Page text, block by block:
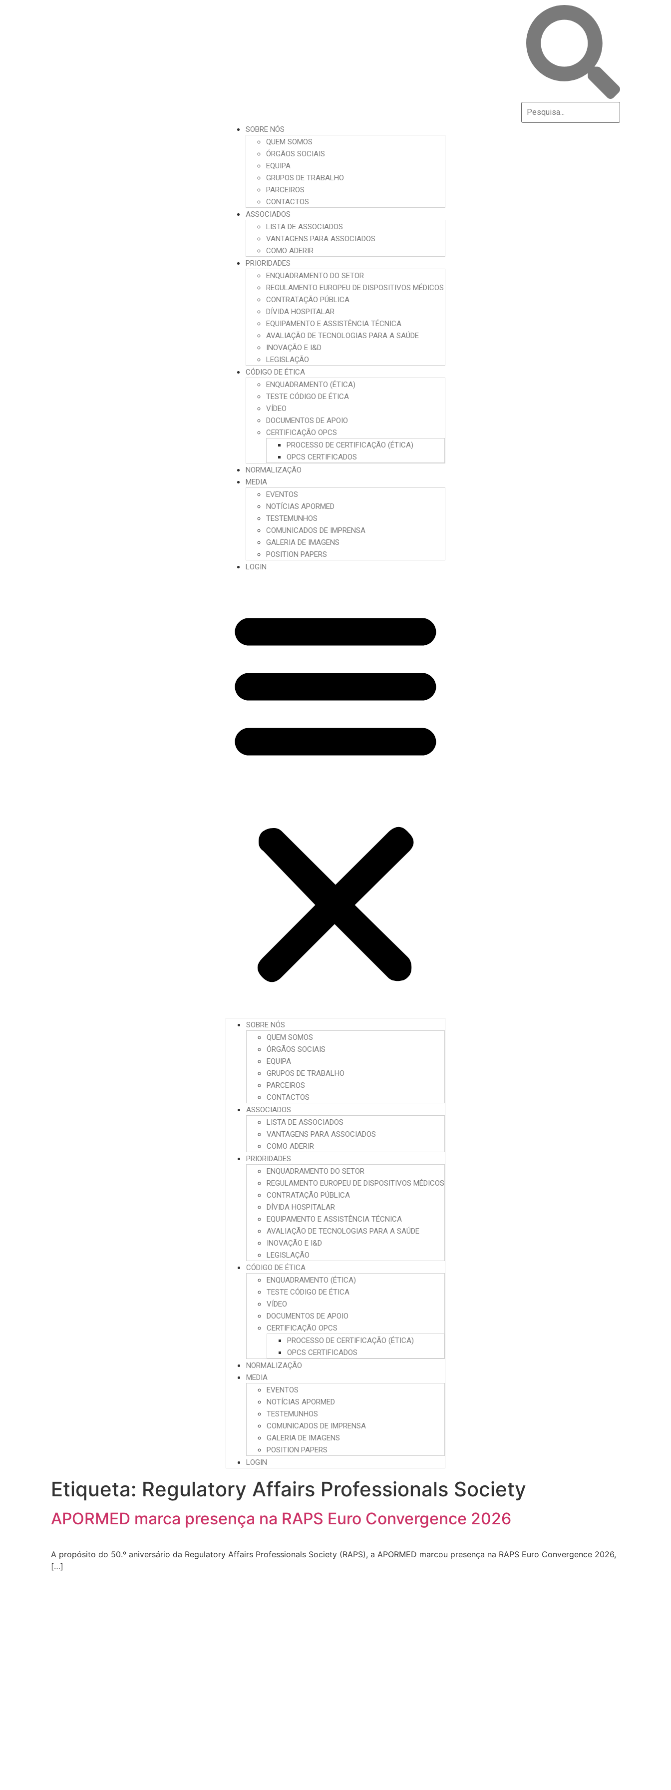
SOBRE NÓS
QUEM SOMOS
ÓRGÃOS SOCIAIS
EQUIPA
GRUPOS DE TRABALHO
PARCEIROS
CONTACTOS
ASSOCIADOS
LISTA DE ASSOCIADOS
VANTAGENS PARA ASSOCIADOS
COMO ADERIR
PRIORIDADES
ENQUADRAMENTO DO SETOR
REGULAMENTO EUROPEU DE DISPOSITIVOS MÉDICOS
CONTRATAÇÃO PÚBLICA
DÍVIDA HOSPITALAR
EQUIPAMENTO E ASSISTÊNCIA TÉCNICA
AVALIAÇÃO DE TECNOLOGIAS PARA A SAÚDE
INOVAÇÃO E I&D
LEGISLAÇÃO
CÓDIGO DE ÉTICA
ENQUADRAMENTO (ÉTICA)
TESTE CÓDIGO DE ÉTICA
VÍDEO
DOCUMENTOS DE APOIO
CERTIFICAÇÃO OPCS
PROCESSO DE CERTIFICAÇÃO (ÉTICA)
OPCS CERTIFICADOS
NORMALIZAÇÃO
MEDIA
EVENTOS
NOTÍCIAS APORMED
TESTEMUNHOS
COMUNICADOS DE IMPRENSA
GALERIA DE IMAGENS
POSITION PAPERS
LOGIN
SOBRE NÓS
QUEM SOMOS
ÓRGÃOS SOCIAIS
EQUIPA
GRUPOS DE TRABALHO
PARCEIROS
CONTACTOS
ASSOCIADOS
LISTA DE ASSOCIADOS
VANTAGENS PARA ASSOCIADOS
COMO ADERIR
PRIORIDADES
ENQUADRAMENTO DO SETOR
REGULAMENTO EUROPEU DE DISPOSITIVOS MÉDICOS
CONTRATAÇÃO PÚBLICA
DÍVIDA HOSPITALAR
EQUIPAMENTO E ASSISTÊNCIA TÉCNICA
AVALIAÇÃO DE TECNOLOGIAS PARA A SAÚDE
INOVAÇÃO E I&D
LEGISLAÇÃO
CÓDIGO DE ÉTICA
ENQUADRAMENTO (ÉTICA)
TESTE CÓDIGO DE ÉTICA
VÍDEO
DOCUMENTOS DE APOIO
CERTIFICAÇÃO OPCS
PROCESSO DE CERTIFICAÇÃO (ÉTICA)
OPCS CERTIFICADOS
NORMALIZAÇÃO
MEDIA
EVENTOS
NOTÍCIAS APORMED
TESTEMUNHOS
COMUNICADOS DE IMPRENSA
GALERIA DE IMAGENS
POSITION PAPERS
LOGIN
Etiqueta: Regulatory Affairs Professionals Society
APORMED marca presença na RAPS Euro Convergence 2026
A propósito do 50.º aniversário da Regulatory Affairs Professionals Society (RAPS), a APORMED marcou presença na RAPS Euro Convergence 2026,
[…]